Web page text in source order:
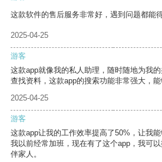
这款软件的售后服务非常好，遇到问题都能
2025-04-25
游客
这款app就像我的私人助理，随时随地为我
查找资料，这款app的搜索功能非常强大，能
2025-04-25
游客
这款app让我的工作效率提高了50%，让我能
我以前经常加班，现在有了这个app，我可
伴家人。